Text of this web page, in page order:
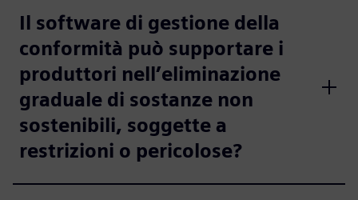
Il software di gestione della
conformità può supportare i
produttori nell’eliminazione
graduale di sostanze non
sostenibili, soggette a
restrizioni o pericolose?